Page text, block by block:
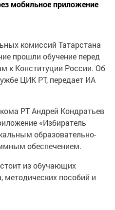
мобильное приложение
комиссий Татарстана
прошли обучение перед
к Конституции России. Об
ЦИК РТ, передает ИА
РТ Андрей Кондратьев
«Избиратель
образовательно-
обеспечением.
из обучающих
методических пособий и